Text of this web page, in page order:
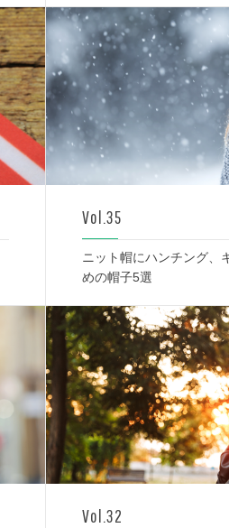
Vol.35
ニット帽にハンチング、
めの帽子5選
Vol.32